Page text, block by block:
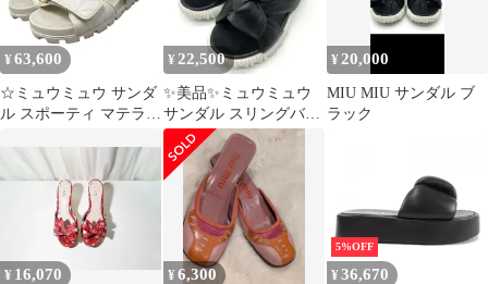
¥ 63,600
☆ミュウミュウ サンダ
ル スポーティ マテラッ
サイズ メタルロゴ ホワ
イト ゴールド金具
¥ 22,500
✨美品✨ミュウミュウ
サンダル スリングバッ
ク リボン ナッパレザー
マテラッセ
¥20,000
MIU MIU サンダル ブ
ラック
¥ 16,070 ¥6,300
5%OFF
¥ 36,670